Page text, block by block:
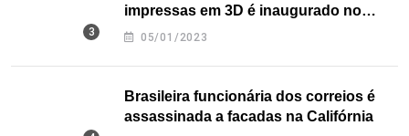
impressas em 3D é inaugurado no
Texas
05/01/2023
Brasileira funcionária dos correios é
assassinada a facadas na Califórnia